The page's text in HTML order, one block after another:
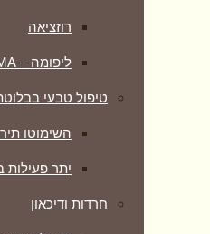
רוזציאה
ליפומה – LIPOMA
טיפול טבעי
השימוטו
יתר
חרדות ודיכאון